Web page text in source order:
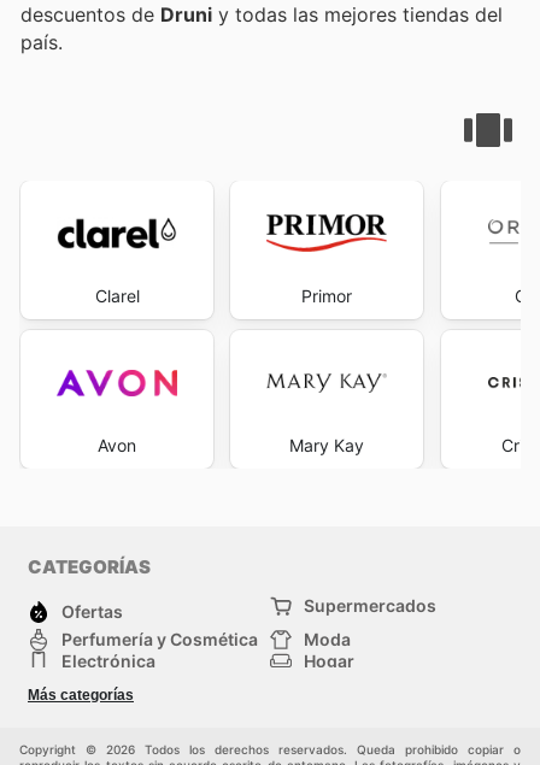
descuentos de Druni y todas las mejores tiendas del
país.
Clarel
Avon
Primor
Mary Kay
CATEGORÍAS
Ofertas
Supermercados
Perfumería y Cosmética
Moda
Electrónica
Hogar
Deporte
Juguetes y bebés
Más categorías
Copyright © 2026 Todos los derechos reservados. Queda prohibido copiar o